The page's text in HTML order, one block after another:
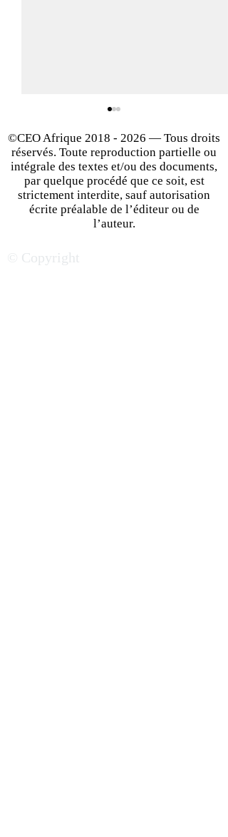
L’Afrique centrale se veut
d’opportunités
©CEO Afrique 2018 - 2026 — Tous droits
réservés. Toute reproduction partielle ou
intégrale des textes et/ou des documents,
par quelque procédé que ce soit, est
strictement interdite, sauf autorisation
écrite préalable de l’éditeur ou de
l’auteur.
© Copyright